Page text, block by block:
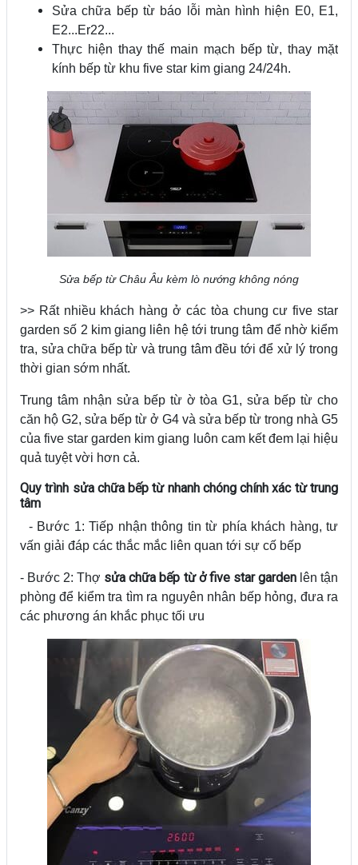
Sửa chữa bếp từ báo lỗi màn hình hiện E0, E1,
E2...Er22...
Thực hiện thay thế main mạch bếp từ, thay mặt
kính bếp từ khu five star kim giang 24/24h.
Sửa bếp từ Châu Âu kèm lò nướng không nóng
>> Rất nhiều khách hàng ở các tòa chung cư five star
garden số 2 kim giang liên hệ tới trung tâm để nhờ kiểm
tra, sửa chữa bếp từ và trung tâm đều tới để xử lý trong
thời gian sớm nhất.
Trung tâm nhận sửa bếp từ ờ tòa G1, sửa bếp từ cho
căn hộ G2, sửa bếp từ ở G4 và sửa bếp từ trong nhà G5
của five star garden kim giang luôn cam kết đem lại hiệu
quả tuyệt vời hơn cả.
Quy trình sửa chữa bếp từ nhanh chóng chính xác từ trung
tâm
- Bước 1: Tiếp nhận thông tin từ phía khách hàng, tư
vấn giải đáp các thắc mắc liên quan tới sự cố bếp
- Bước 2: Thợ sửa chữa bếp từ ở five star gardenlên tận
phòng để kiểm tra tìm ra nguyên nhân bếp hỏng, đưa ra
các phương án khắc phục tối ưu